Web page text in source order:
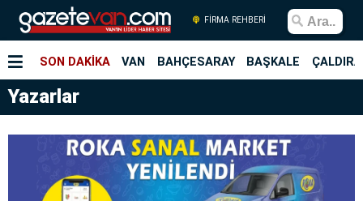
FİRMA REHBERİ
SON DAKİKA VAN BAHÇESARAY BAŞKALE
Yazarlar